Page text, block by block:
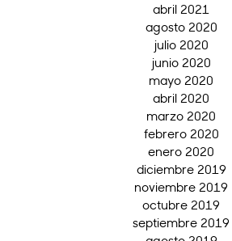
abril 2021
agosto 2020
julio 2020
junio 2020
mayo 2020
abril 2020
marzo 2020
febrero 2020
enero 2020
diciembre 2019
noviembre 2019
octubre 2019
septiembre 2019